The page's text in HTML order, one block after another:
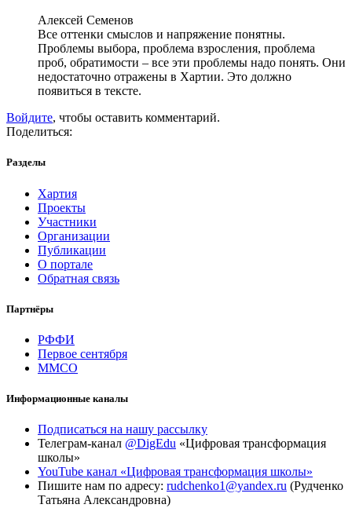
Алексей Семенов
Все оттенки смыслов и напряжение понятны.
Проблемы выбора, проблема взросления, проблема
проб, обратимости – все эти проблемы надо понять. Они
недостаточно отражены в Хартии. Это должно
появиться в тексте.
Войдите, чтобы оставить комментарий.
Поделиться:
Разделы
Хартия
Проекты
Участники
Организации
Публикации
О портале
Обратная связь
Партнёры
РФФИ
Первое сентября
ММСО
Информационные каналы
Подписаться на нашу рассылку
Телеграм-канал @DigEdu «Цифровая трансформация
школы»
YouTube канал «Цифровая трансформация школы»
Пишите нам по адресу: rudchenko1@yandex.ru (Рудченко
Татьяна Александровна)